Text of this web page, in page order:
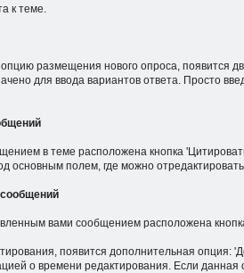
к теме.
размещения нового опроса, появится
для ввода вариантов ответа. Просто
в теме расположена кнопка
основным полем, где можно
вами сообщением расположена
появится дополнительная опция:
о времени редактирования. Если